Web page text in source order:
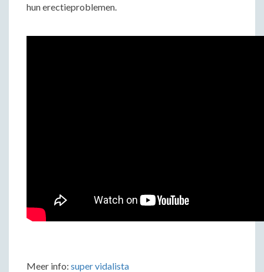
hun erectieproblemen.
Meer info: super vidalista